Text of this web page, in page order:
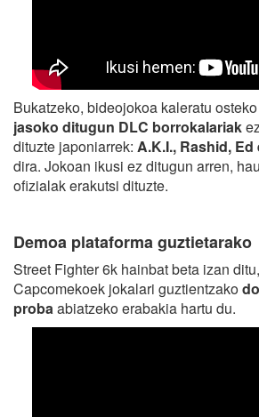
Bukatzeko, bideojokoa kaleratu osteko
jasoko ditugun DLC borrokalariak
dituzte japoniarrek: A.K.I., Rashid,
dira. Jokoan ikusi ez ditugun arren,
ofizialak erakutsi dituzte.
Demoa plataforma guztietarako
Street Fighter 6k hainbat beta izan
Capcomekoek jokalari guztientzako
proba abiatzeko erabakia hartu du.